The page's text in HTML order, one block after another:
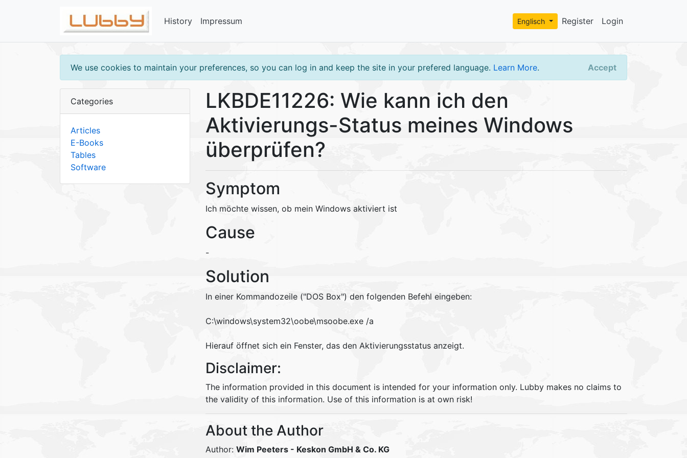
Register Login
Englisch
History Impressum
We use cookies to maintain your preferences, so you can log in and keep the site in your prefered language. Learn More. Accept
Categories
Articles
E-Books
Tables
Software
LKBDE11226: Wie kann ich den
Aktivierungs-Status meines Windows
überprüfen?
Symptom
Ich möchte wissen, ob mein Windows aktiviert ist
Cause
-
Solution
In einer Kommandozeile ("DOS Box") den folgenden Befehl eingeben:
C:\windows\system32\oobe\msoobe.exe /a
Hierauf öffnet sich ein Fenster, das den Aktivierungsstatus anzeigt.
Disclaimer:
The information provided in this document is intended for your information only. Lubby makes no claims to
the validity of this information. Use of this information is at own risk!
About the Author
Author: Wim Peeters - Keskon GmbH & Co. KG